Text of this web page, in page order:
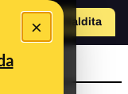
×
Hazte Maldito
a